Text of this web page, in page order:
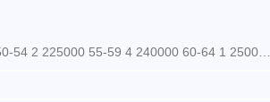
30-34 9 140000 35-39 2 165000 40-44 4 185000 45-49 5 205000 50-54 2 225000 55-59 4 240000 60-64 1 250000 Рукав Р17 150 900000 Планка Т(10 мм) 150 380000 Планка тонка